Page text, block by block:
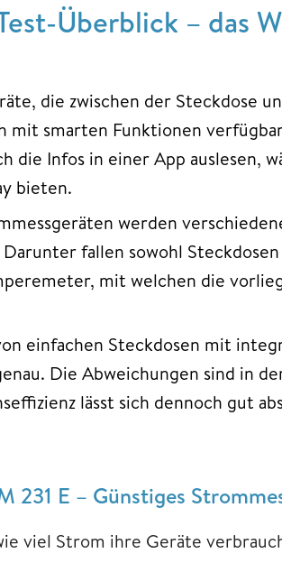
Überblick – das
die zwischen der Steckdose
mit smarten Funktionen
die Infos in einer App auslesen,
bieten.
werden
fallen sowohl
mit welchen die
einfachen Steckdosen mit
Die Abweichungen sind in
lässt sich dennoch gut
231 E – Günstiges
viel Strom ihre Geräte